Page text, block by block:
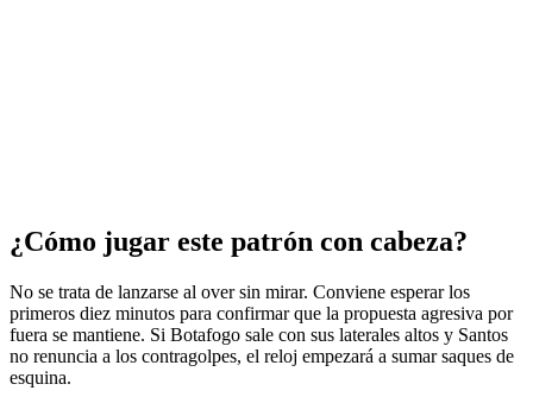
¿Cómo jugar este patrón con cabeza?
No se trata de lanzarse al over sin mirar. Conviene esperar los
primeros diez minutos para confirmar que la propuesta agresiva por
fuera se mantiene. Si Botafogo sale con sus laterales altos y Santos
no renuncia a los contragolpes, el reloj empezará a sumar saques de
esquina.